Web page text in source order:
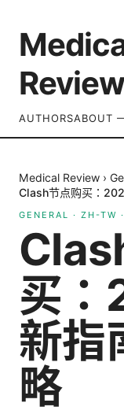
Review
AUTHORSABOUT
Medical Review ›
Clash节点购买：
GENERAL · ZH-TW ·
买
新指
略